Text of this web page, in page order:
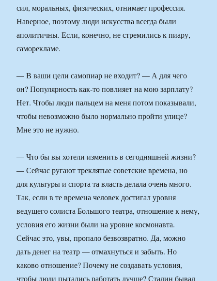
сил, моральных, физических, отнимает профессия.
Наверное, поэтому люди искусства всегда были
аполитичны. Если, конечно, не стремились к пиару,
саморекламе.
— В ваши цели самопиар не входит? — А для чего
он? Популярность как-то повлияет на мою зарплату?
Нет. Чтобы люди пальцем на меня потом показывали,
чтобы невозможно было нормально пройти улице?
Мне это не нужно.
— Что бы вы хотели изменить в сегодняшней жизни?
— Сейчас ругают треклятые советские времена, но
для культуры и спорта та власть делала очень много.
Так, если в те времена человек достигал уровня
ведущего солиста Большого театра, отношение к нему,
условия его жизни были на уровне космонавта.
Сейчас это, увы, пропало безвозвратно. Да, можно
дать денег на театр — отмахнуться и забыть. Но
каково отношение? Почему не создавать условия,
чтобы люди пытались работать лучше? Сталин бывал